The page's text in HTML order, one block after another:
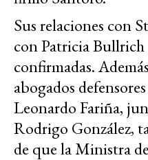
Sus relaciones con
con Patricia
confirmadas.
abogados
Leonardo Fariña,
Rodrigo González,
de que la Ministra